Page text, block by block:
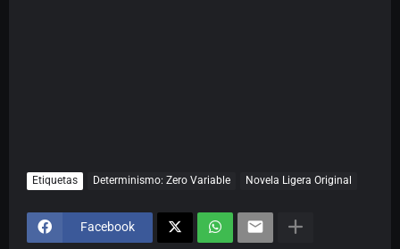
Etiquetas Determinismo: Zero Variable Novela Ligera Original
Facebook